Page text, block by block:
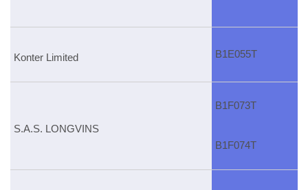
Konter Limited B1E055T
S.A.S. LONGVINS
B1F073T
B1F074T